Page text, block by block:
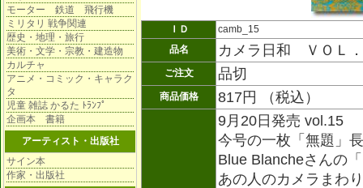
モーター 鉄道 飛行機
ミリタリ 戦争関連
歴史・地理・旅行
美術・文学・宗教・建造物
カルチャ
アニメ・コミック・キャラク
タ
児童 雑誌 かるた ﾄﾗﾝﾌﾟ
企画本 書籍
アーティスト・出版社
サイン本
作家・出版社
ＩＤ
camb_15
品名
カメラ日和 ＶＯＬ
ご注文 品切
商品価格 817円 （税込）
9月20日発売 vol.15
今号の一枚「無題」
Blue Blancheさんの
あの人のカメラまわ